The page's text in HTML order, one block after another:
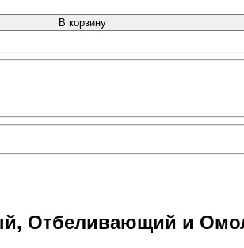
В корзину
Отбеливающий и